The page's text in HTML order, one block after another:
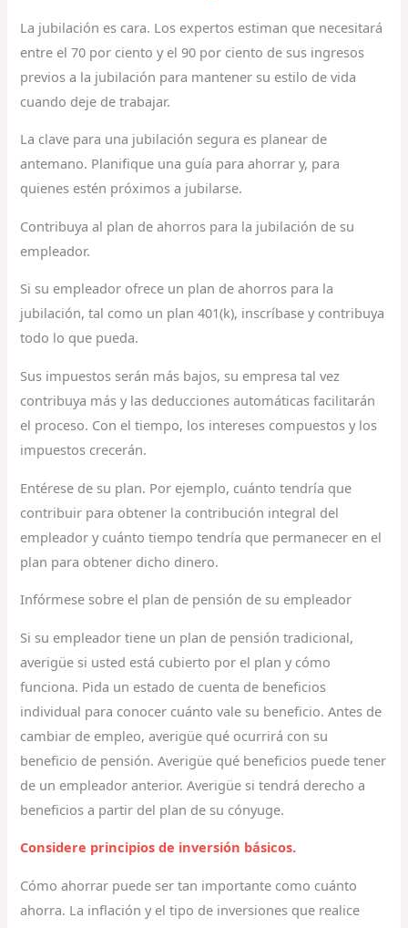
La jubilación es cara. Los expertos estiman que necesitará
entre el 70 por ciento y el 90 por ciento de sus ingresos
previos a la jubilación para mantener su estilo de vida
cuando deje de trabajar.
La clave para una jubilación segura es planear de
antemano. Planifique una guía para ahorrar y, para
quienes estén próximos a jubilarse.
Contribuya al plan de ahorros para la jubilación de su
empleador.
Si su empleador ofrece un plan de ahorros para la
jubilación, tal como un plan 401(k), inscríbase y contribuya
todo lo que pueda.
Sus impuestos serán más bajos, su empresa tal vez
contribuya más y las deducciones automáticas facilitarán
el proceso. Con el tiempo, los intereses compuestos y los
impuestos crecerán.
Entérese de su plan. Por ejemplo, cuánto tendría que
contribuir para obtener la contribución integral del
empleador y cuánto tiempo tendría que permanecer en el
plan para obtener dicho dinero.
Infórmese sobre el plan de pensión de su empleador
Si su empleador tiene un plan de pensión tradicional,
averigüe si usted está cubierto por el plan y cómo
funciona. Pida un estado de cuenta de beneficios
individual para conocer cuánto vale su beneficio. Antes de
cambiar de empleo, averigüe qué ocurrirá con su
beneficio de pensión. Averigüe qué beneficios puede tener
de un empleador anterior. Averigüe si tendrá derecho a
beneficios a partir del plan de su cónyuge.
Considere principios de inversión básicos.
Cómo ahorrar puede ser tan importante como cuánto
ahorra. La inflación y el tipo de inversiones que realice